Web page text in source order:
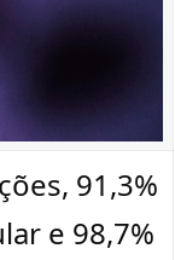
91,3%
e 98,7%